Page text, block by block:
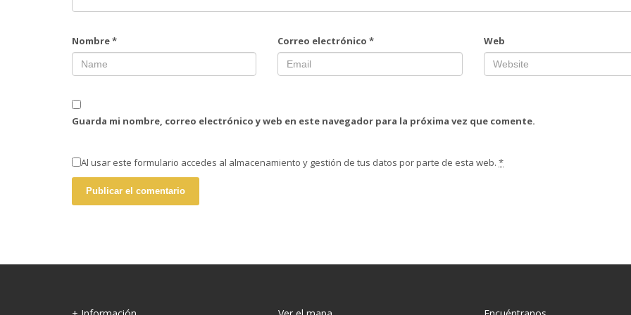
Nombre* Correo electrónico* Web
Guarda mi nombre, correo electrónico y web en este navegador para la próxima vez que comente.
Al usar este formulario accedes al almacenamiento y gestión de tus datos por parte de esta web. *